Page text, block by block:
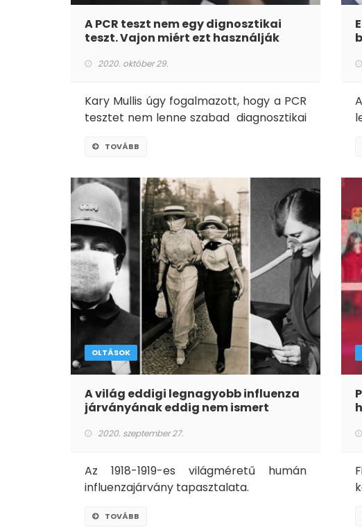
A PCR teszt nem egy dignosztikai
teszt. Vajon miért ezt használják
2020. október 29.
Kary Mullis úgy fogalmazott, hogy a PCR
tesztet nem lenne szabad diagnosztikai
vagy negatív.
TOVÁBB
OLTÁSOK
A világ eddigi legnagyobb influenza
járványának eddig nem ismert
2020. szeptember 27.
Az 1918-1919-es világméretű humán
influenzajárvány tapasztalata.
TOVÁBB